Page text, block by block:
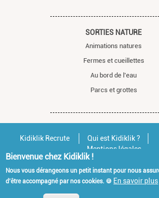
SORTIES NATURE
Animations natures
Fermes et cueillettes
Au bord de l'eau
Parcs et grottes
Kidiklik Recrute Qui est Kidiklik ?
Mentions légales
Bienvenue chez Kidiklik !
Nous vous dérangeons un petit instant pour nous
d'être accompagné par nos cookies. 🍪 En savoir plus